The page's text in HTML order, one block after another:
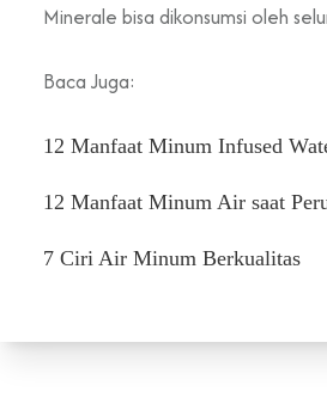
Minerale bisa dikonsumsi oleh
Baca Juga:
12 Manfaat Minum Infused
12 Manfaat Minum Air saat
7 Ciri Air Minum Berkualitas